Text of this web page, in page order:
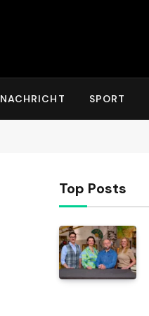
NACHRICHT SPORT
Top Posts